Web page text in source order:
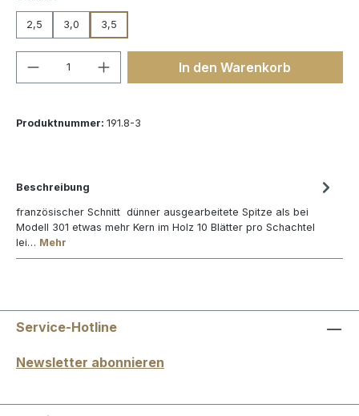
2,5 3,0 3,5
Produkt Anzahl: Gib denIn den Warenkorb
Produktnummer: 191.8-3
Beschreibung
französischer Schnitt dünner ausgearbeitete Spitze als bei
Modell 301 etwas mehr Kern im Holz 10 Blätter pro Schachtel
lei… Mehr
Service-Hotline
Newsletter abonnieren